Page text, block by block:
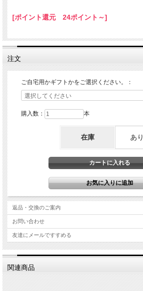
[ポイント還元 24ポイント～]
注文
ご自宅用かギフトかをご選択ください。：
購入数： 本
在庫 あり
返品・交換のご案内
お問い合わせ
友達にメールですすめる
関連商品